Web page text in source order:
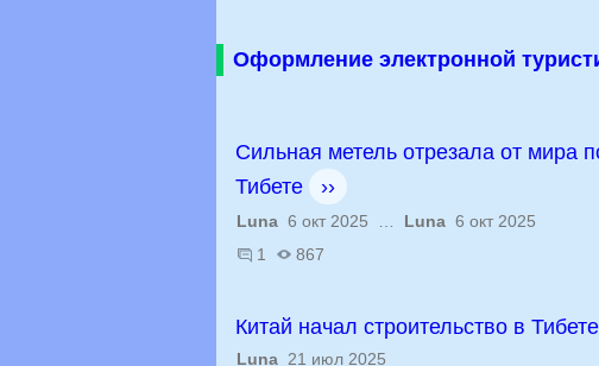
Оформление электронной
Сильная метель отрезала от мира
Тибете
››
Luna 6 окт 2025 … Luna 6 окт 2025
1
867
Китай начал строительство в
Luna 21 июл 2025